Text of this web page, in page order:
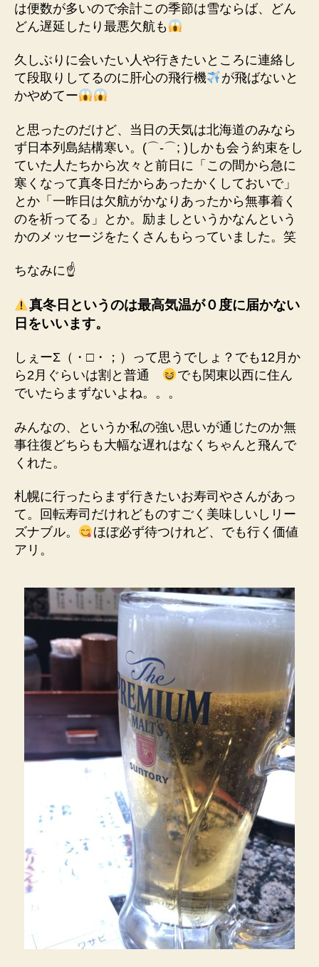
は便数が多いので余計この季節は雪ならば、どん
どん遅延したり最悪欠航も
久しぶりに会いたい人や行きたいところに連絡し
て段取りしてるのに肝心の飛行機
が飛ばないと
かやめてー
と思ったのだけど、当日の天気は北海道のみなら
ず日本列島結構寒い。(⌒-⌒; )しかも会う約束をし
ていた人たちから次々と前日に「この間から急に
寒くなって真冬日だからあったかくしておいで」
とか「一昨日は欠航がかなりあったから無事着く
のを祈ってる」とか。励ましというかなんという
かのメッセージをたくさんもらっていました。笑
ちなみに☝️
真冬日というのは最高気温が０度に届かない
日をいいます。
しぇーΣ（・□・；）って思うでしょ？でも12月か
ら2月ぐらいは割と普通
でも関東以西に住ん
でいたらまずないよね。。。
みんなの、というか私の強い思いが通じたのか無
事往復どちらも大幅な遅れはなくちゃんと飛んで
くれた。
札幌に行ったらまず行きたいお寿司やさんがあっ
て。回転寿司だけれどものすごく美味しいしリー
ズナブル。
ほぼ必ず待つけれど、でも行く価値
アリ。